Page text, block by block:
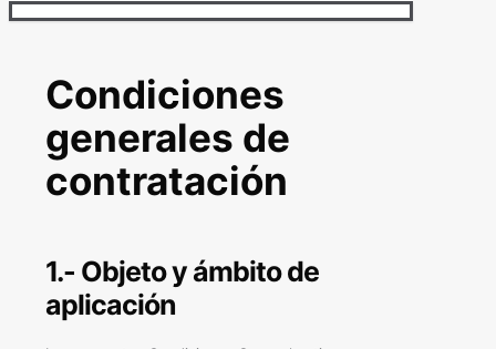
Condiciones
generales de
contratación
1.- Objeto y ámbito de
aplicación